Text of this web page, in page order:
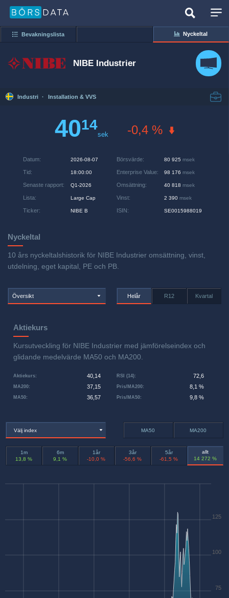
Bevakningslista Nyckeltal
NIBE Industrier
Industri · Installation & VVS
4014
sek -0,4 %
Datum: 2026-08-07
Tid: 18:00:00
Senaste rapport: Q1-2026
Lista: Large Cap
Ticker: NIBE B
Börsvärde: 80 925 msek
Enterprise Value: 98 176 msek
Omsättning: 40 818 msek
Vinst: 2 390 msek
ISIN: SE0015988019
Nyckeltal
10 års nyckeltalshistorik för NIBE Industrier omsättning, vinst,
utdelning, eget kapital, PE och PB.
Översikt Helår R12 Kvartal
Aktiekurs
Kursutveckling för NIBE Industrier med jämförelseindex och
glidande medelvärde MA50 och MA200.
Aktiekurs: 40,14
MA50: 36,57
MA200: 37,15 Pris/MA200: 8,1 %
RSI (14): 72,6
Pris/MA50: 9,8 %
Välj index MA50 MA200
1m
13,8 %
6m
9,1 %
1år
-10,0 %
3år
-56,6 %
5år
-61,5 %
allt
14 272 %
75
100
125